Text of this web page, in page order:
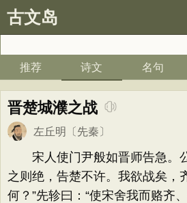
古文岛
推荐 诗文 名句
晋楚城濮之战
左丘明 〔先秦〕
宋人使门尹般如晋师告急。
之则绝，告楚不许。我欲战矣，
何？”先轸曰：“使宋舍我而赂齐